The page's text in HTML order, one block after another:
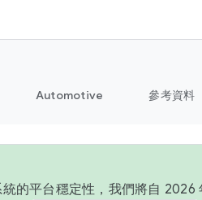
Automotive 參考資料
的平台穩定性，我們將自